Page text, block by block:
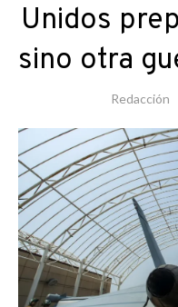
Unidos
sino otra
Redacción